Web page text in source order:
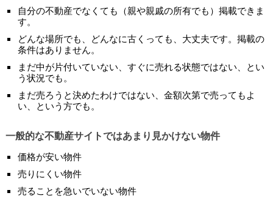
自分の不動産でなくても（親や親戚の所有でも）掲載できま
す。
どんな場所でも、どんなに古くっても、大丈夫です。掲載の
条件はありません。
まだ中が片付いていない、すぐに売れる状態ではない、とい
う状況でも。
まだ売ろうと決めたわけではない、金額次第で売ってもよ
い、という方でも。
一般的な不動産サイトではあまり見かけない物件
価格が安い物件
売りにくい物件
売ることを急いでいない物件